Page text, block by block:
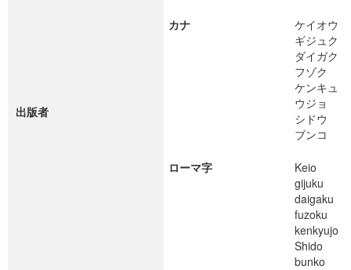
出版者
カナ
ケイオウ
ギジュク
ダイガク
フゾク
ケンキュ
ウジョ
シドウ
ブンコ
ローマ字
Keio
gijuku
daigaku
fuzoku
kenkyujo
Shido
bunko